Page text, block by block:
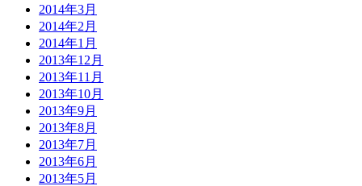
2014年3月
2014年2月
2014年1月
2013年12月
2013年11月
2013年10月
2013年9月
2013年8月
2013年7月
2013年6月
2013年5月